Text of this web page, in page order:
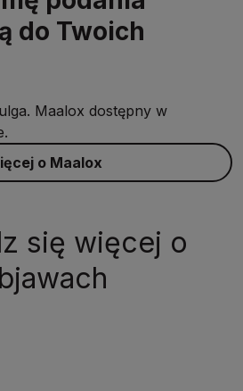
do Twoich
Maalox dostępny w
o Maalox
się więcej o